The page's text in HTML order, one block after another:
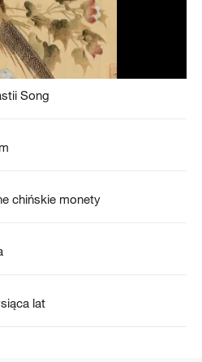
Song
chińskie monety
lat